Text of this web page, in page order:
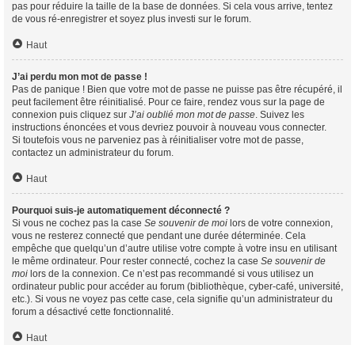
pas pour réduire la taille de la base de données. Si cela vous arrive, tentez
de vous ré-enregistrer et soyez plus investi sur le forum.
Haut
J’ai perdu mon mot de passe !
Pas de panique ! Bien que votre mot de passe ne puisse pas être récupéré, il
peut facilement être réinitialisé. Pour ce faire, rendez vous sur la page de
connexion puis cliquez sur J’ai oublié mon mot de passe. Suivez les
instructions énoncées et vous devriez pouvoir à nouveau vous connecter.
Si toutefois vous ne parveniez pas à réinitialiser votre mot de passe,
contactez un administrateur du forum.
Haut
Pourquoi suis-je automatiquement déconnecté ?
Si vous ne cochez pas la case Se souvenir de moi lors de votre connexion,
vous ne resterez connecté que pendant une durée déterminée. Cela
empêche que quelqu’un d’autre utilise votre compte à votre insu en utilisant
le même ordinateur. Pour rester connecté, cochez la case Se souvenir de
moi lors de la connexion. Ce n’est pas recommandé si vous utilisez un
ordinateur public pour accéder au forum (bibliothèque, cyber-café, université,
etc.). Si vous ne voyez pas cette case, cela signifie qu’un administrateur du
forum a désactivé cette fonctionnalité.
Haut